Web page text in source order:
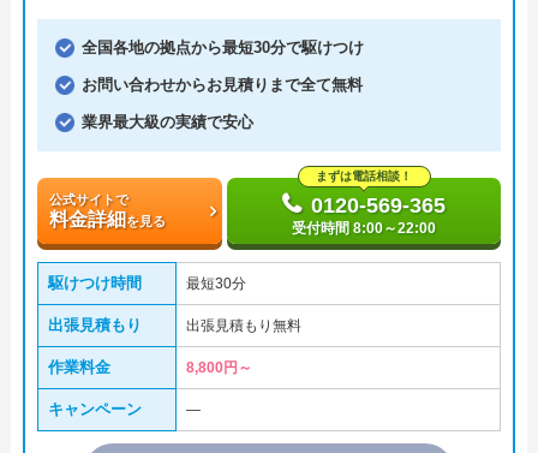
全国各地の拠点から最短30分で駆けつけ
お問い合わせからお見積りまで全て無料
業界最大級の実績で安心
公式サイトで
料金詳細を見る
まずは電話相談！
0120-569-365
受付時間 8:00～22:00
駆けつけ時間 最短30分
出張見積もり 出張見積もり無料
作業料金 8,800円～
キャンペーン ―